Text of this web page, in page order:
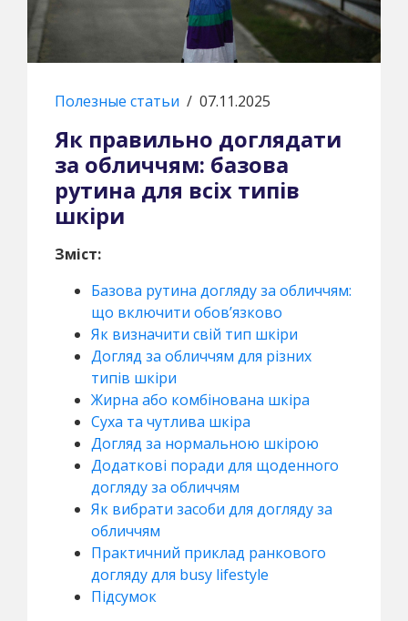
Полезные статьи / 07.11.2025
Як правильно доглядати
за обличчям: базова
рутина для всіх типів
шкіри
Зміст:
Базова рутина догляду за обличчям:
що включити обов’язково
Як визначити свій тип шкіри
Догляд за обличчям для різних
типів шкіри
Жирна або комбінована шкіра
Суха та чутлива шкіра
Догляд за нормальною шкірою
Додаткові поради для щоденного
догляду за обличчям
Як вибрати засоби для догляду за
обличчям
Практичний приклад ранкового
догляду для busy lifestyle
Підсумок